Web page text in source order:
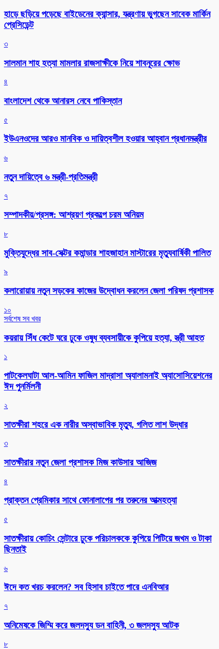
হাড়ে ছড়িয়ে পড়েছে বাইডেনের ক্যান্সার, যন্ত্রণায় ভুগছেন সাবেক মার্কিন
প্রেসিডেন্ট
৩
সালমান শাহ হত্যা মামলার রাজসাক্ষীকে নিয়ে শাবনূরের ক্ষোভ
৪
বাংলাদেশ থেকে আনারস নেবে পাকিস্তান
৫
ইউএনওদের আরও মানবিক ও দায়িত্বশীল হওয়ার আহ্বান প্রধানমন্ত্রীর
৬
নতুন দায়িত্বে ৬ মন্ত্রী-প্রতিমন্ত্রী
৭
সম্পাদকীয়/প্রসঙ্গ: আশ্রয়ণ প্রকল্পে চরম অনিয়ম
৮
মুক্তিযুদ্ধের সাব-সেক্টর কমান্ডার শাহজাহান মাস্টারের মৃত্যুবার্ষিকী পালিত
৯
কলারোয়ায় নতুন সড়কের কাজের উদ্বোধন করলেন জেলা পরিষদ প্রশাসক
১০
সর্বশেষ সব খবর
কয়রায় সিঁধ কেটে ঘরে ঢুকে ওষুধ ব্যবসায়ীকে কুপিয়ে হত্যা, স্ত্রী আহত
১
পাটকেলঘাটা আল-আমিন ফাজিল মাদ্রাসা অ্যালামনাই অ্যাসোসিয়েশনের
ঈদ পুনর্মিলনী
২
সাতক্ষীরা শহরে এক নারীর অস্বাভাবিক মৃত্যু, গলিত লাশ উদ্ধার
৩
সাতক্ষীরার নতুন জেলা প্রশাসক মিজ কাউসার আজিজ
৪
প্রাক্তন প্রেমিকার সাথে ফোনালাপের পর তরুনের আত্মহত্যা
৫
সাতক্ষীরায় কোচিং সেন্টারে ঢুকে পরিচালককে কুপিয়ে পিটিয়ে জখম ও টাকা
ছিনতাই
৬
ঈদে কত খরচ করলেন? সব হিসাব চাইতে পারে এনবিআর
৭
অনিমেষকে জিম্মি করে জলদস্যু ডন বাহিনী, ৩ জলদস্যু আটক
৮